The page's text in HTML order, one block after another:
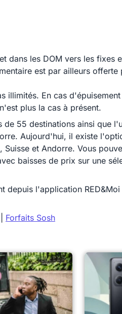
dans les DOM vers les fixes
est par ailleurs
illimités. En cas
plus la cas à présent.
55 destinations ainsi que
Aujourd'hui, il existe
et Andorre. Vous
baisses de prix sur une
depuis l'application
Forfaits Sosh